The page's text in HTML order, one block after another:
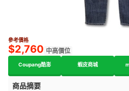
參考價格
$2,760 中高價位
Coupang酷澎 蝦皮商城
商品摘要